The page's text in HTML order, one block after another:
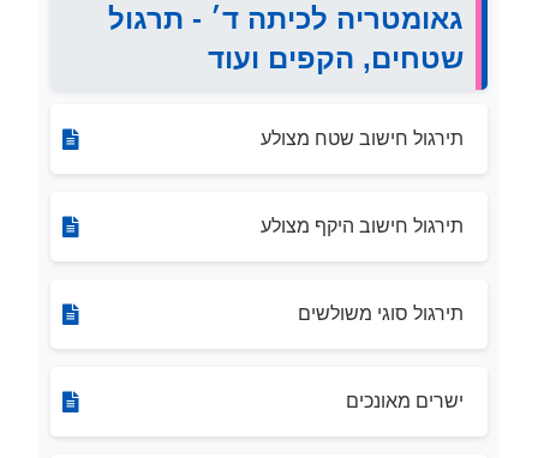
גאומטריה לכיתה ד׳ - תרגול
שטחים, הקפים ועוד
תירגול חישוב שטח מצולע
תירגול חישוב היקף מצולע
תירגול סוגי משולשים
ישרים מאונכים